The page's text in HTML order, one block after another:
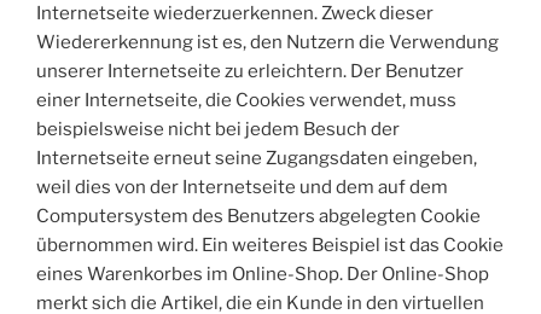
Internetseite wiederzuerkennen. Zweck dieser
Wiedererkennung ist es, den Nutzern die Verwendung
unserer Internetseite zu erleichtern. Der Benutzer
einer Internetseite, die Cookies verwendet, muss
beispielsweise nicht bei jedem Besuch der
Internetseite erneut seine Zugangsdaten eingeben,
weil dies von der Internetseite und dem auf dem
Computersystem des Benutzers abgelegten Cookie
übernommen wird. Ein weiteres Beispiel ist das Cookie
eines Warenkorbes im Online-Shop. Der Online-Shop
merkt sich die Artikel, die ein Kunde in den virtuellen